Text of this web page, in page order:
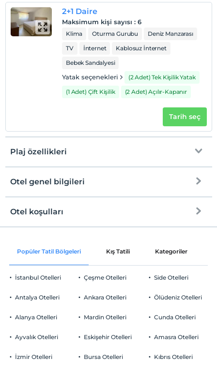
Check/out
En geç saat 10:00 ve öncesi
Evcil hayvan kabul edilmemektedir.
Odalarda sigara içilmez
Her bir oda için 5 yaşına kadar 3 çocuk ücretsizdir
2+1 Daire
Maksimum kişi sayısı : 6
Klima Oturma Gurubu
Deniz Manzarası
TV
İnternet
Kablosuz İnternet
Bebek Sandalyesi
Yatak seçenekleri
(2 Adet) Tek Kişilik Yatak
(1 Adet) Çift Kişilik
(2 Adet) Açılır-Kapanır
Tarih seç
Plaj özellikleri
Plaja 100 metre mesafededir
Şezlong & Şemsiye
Otel genel bilgileri
Ortak alanlar ve tüm odalar
Otopark
Ücretsiz Özel Otopark
Otel koşulları
Check/in
Check/out
En geç saat 10:00 ve öncesi
Evcil Hayvan
2 yaşına kadar olan bebekler ücretsizdir.
Popüler Tatil Bölgeleri Kış Tatili Kategoriler
İstanbul Otelleri
Antalya Otelleri
Alanya Otelleri
Ayvalık Otelleri
İzmir Otelleri
Çeşme Otelleri
Ankara Otelleri
Mardin Otelleri
Eskişehir Otelleri
Bursa Otelleri
Side Otelleri
Ölüdeniz Otelleri
Cunda Otelleri
Amasra Otelleri
Kıbrıs Otelleri